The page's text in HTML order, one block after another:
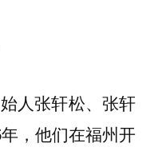
人张轩松、张轩
，他们在福州开